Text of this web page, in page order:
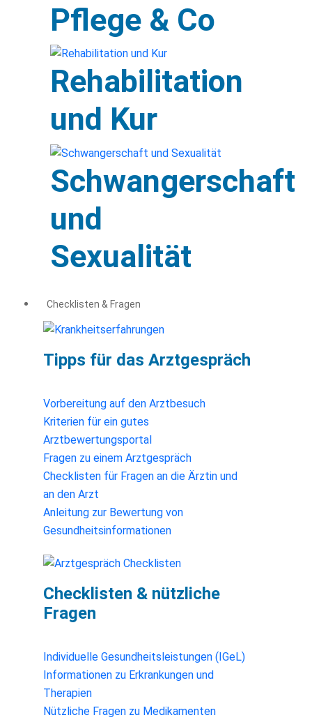
Pflege & Co
Rehabilitation
und Kur
Schwangerschaft
und
Sexualität
Checklisten & Fragen
Tipps für das Arztgespräch
Vorbereitung auf den Arztbesuch
Kriterien für ein gutes
Arztbewertungsportal
Fragen zu einem Arztgespräch
Checklisten für Fragen an die Ärztin und
an den Arzt
Anleitung zur Bewertung von
Gesundheitsinformationen
Checklisten & nützliche
Fragen
Individuelle Gesundheitsleistungen (IGeL)
Informationen zu Erkrankungen und
Therapien
Nützliche Fragen zu Medikamenten